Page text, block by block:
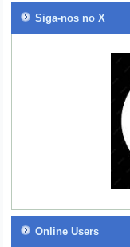
Siga-nos no X
Online Users